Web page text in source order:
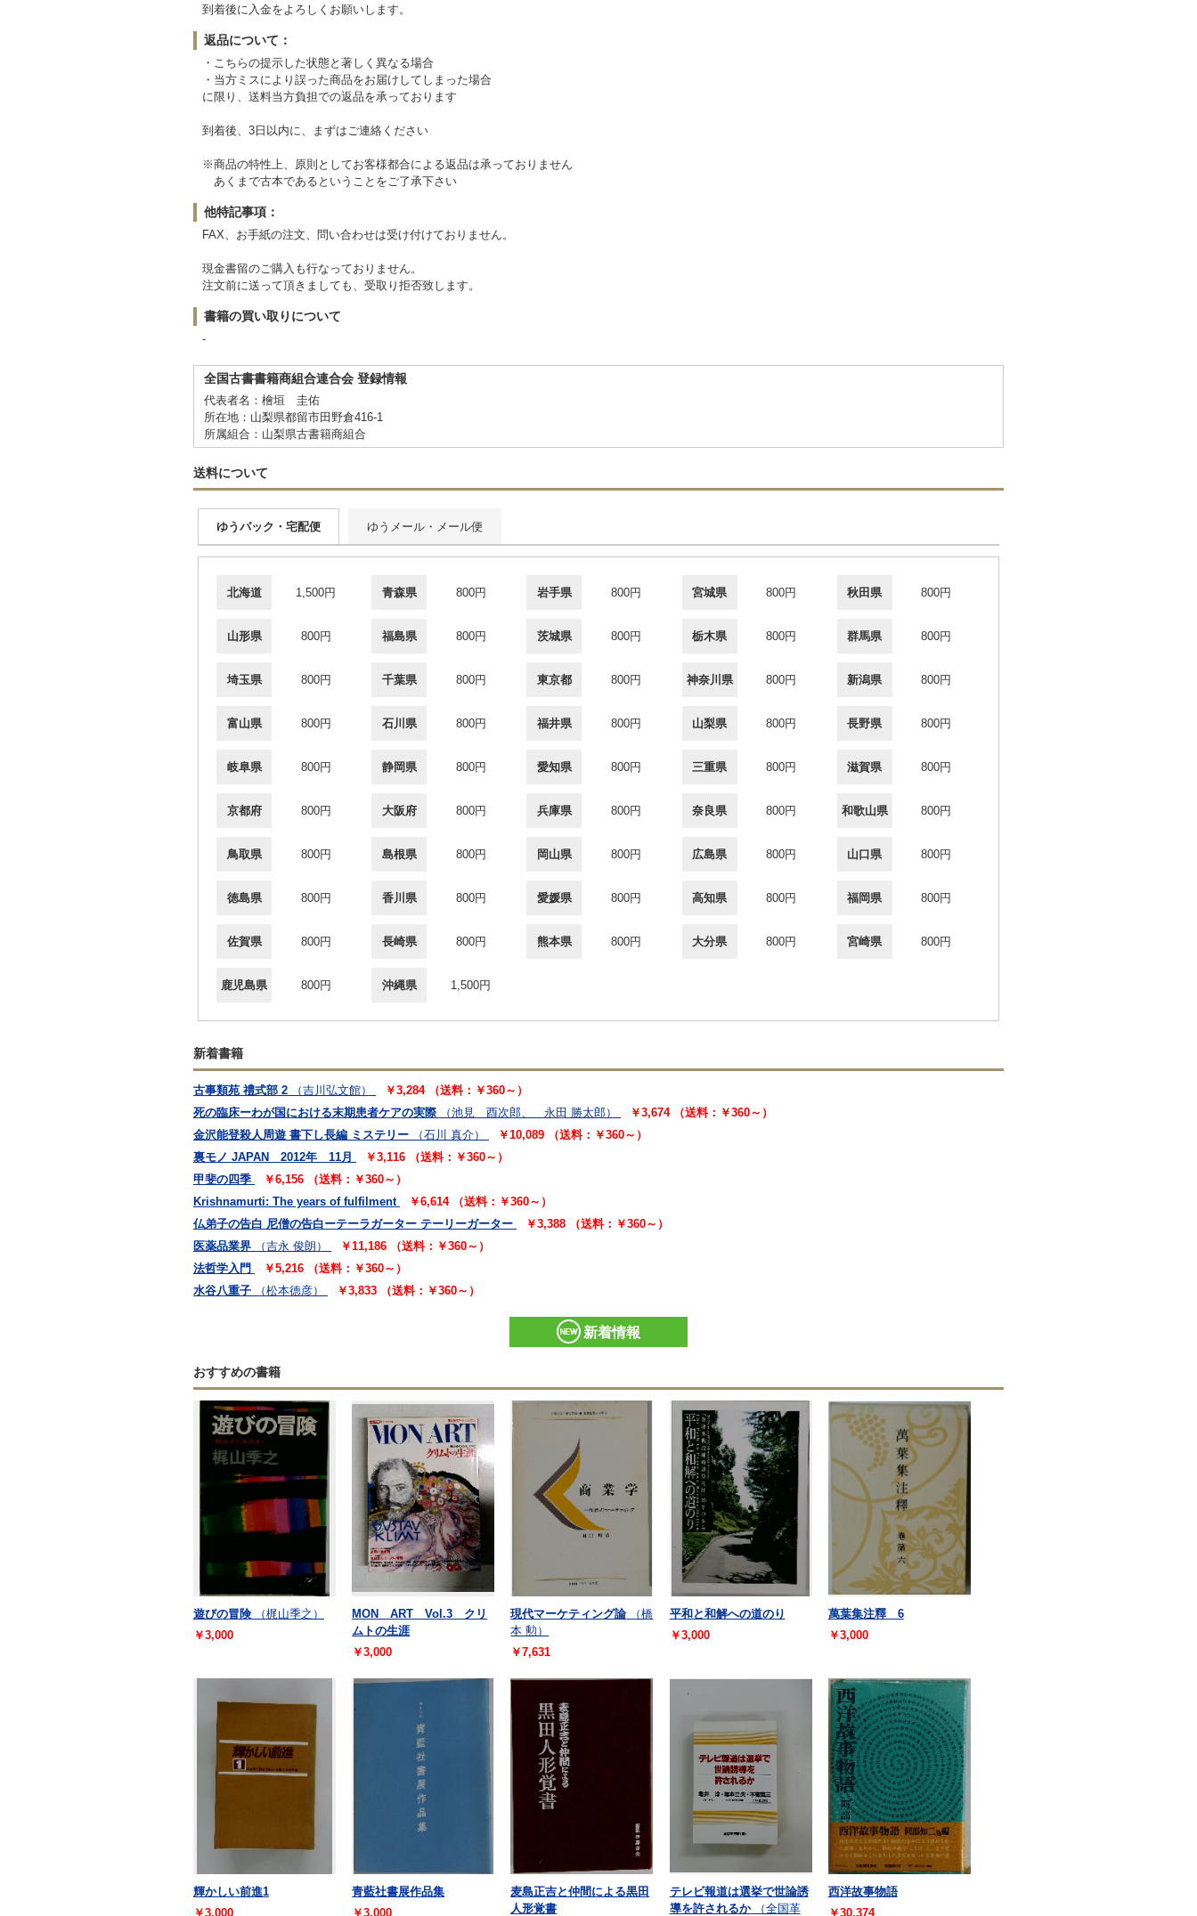
到着後に入金をよろしくお願いします。
返品について：
・こちらの提示した状態と著しく異なる場合
・当方ミスにより誤った商品をお届けしてしまった場合
に限り、送料当方負担での返品を承っております
到着後、3日以内に、まずはご連絡ください
※商品の特性上、原則としてお客様都合による返品は承っておりません
あくまで古本であるということをご了承下さい
他特記事項：
FAX、お手紙の注文、問い合わせは受け付けておりません。
現金書留のご購入も行なっておりません。
注文前に送って頂きましても、受取り拒否致します。
書籍の買い取りについて
-
全国古書書籍商組合連合会 登録情報
代表者名：檜垣 圭佑
所在地：山梨県都留市田野倉416-1
所属組合：山梨県古書籍商組合
送料について
ゆうパック・宅配便 ゆうメール・メール便
北海道 1,500円 青森県 800円 岩手県 800円 宮城県 800円 秋田県 800円
山形県 800円 福島県 800円 茨城県 800円 栃木県 800円 群馬県 800円
埼玉県 800円 千葉県 800円 東京都 800円 神奈川県 800円 新潟県 800円
富山県 800円 石川県 800円 福井県 800円 山梨県 800円 長野県 800円
岐阜県 800円 静岡県 800円 愛知県 800円 三重県 800円 滋賀県 800円
京都府 800円 大阪府 800円 兵庫県 800円 奈良県 800円 和歌山県 800円
鳥取県 800円 島根県 800円 岡山県 800円 広島県 800円 山口県 800円
徳島県 800円 香川県 800円 愛媛県 800円 高知県 800円 福岡県 800円
佐賀県 800円 長崎県 800円 熊本県 800円 大分県 800円 宮崎県 800円
鹿児島県 800円 沖縄県 1,500円
新着書籍
古事類苑 禮式部 2 （吉川弘文館）
￥3,284 （送料：￥360～）
死の臨床ーわが国における末期患者ケアの実際
（池見 酉次郎、 永田 勝太郎）
￥3,674 （送料：￥360～）
金沢能登殺人周遊 書下し長編 ミステリー
（石川 真介）
￥10,089 （送料：￥360～）
裏モノ JAPAN 2012年 11月
￥3,116 （送料：￥360～）
甲斐の四季
￥6,156 （送料：￥360～）
Krishnamurti: The years of fulfilment
￥6,614 （送料：￥360～）
仏弟子の告白 尼僧の告白ーテーラガーター テーリーガーター
￥3,388 （送料：￥360～）
医薬品業界
（吉永 俊朗）
￥11,186 （送料：￥360～）
法哲学入門
￥5,216 （送料：￥360～）
水谷八重子
（松本徳彦） ￥3,833 （送料：￥360～）
新着情報
おすすめの書籍
遊びの冒険
（梶山季之）
￥3,000
MON ART Vol.3 クリ
ムトの生涯
￥3,000
現代マーケティング論
（橋
本 勲）
￥7,631
平和と和解への道のり
￥3,000
萬葉集注釋 6
￥3,000
輝かしい前進1
￥3,000
青藍社書展作品集
￥3,000
麦島正吉と仲間による黒田
人形覚書
テレビ報道は選挙で世論誘
導を許されるか
（全国革
西洋故事物語
￥30,374